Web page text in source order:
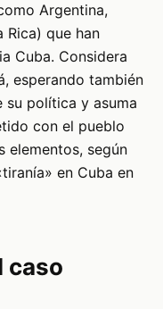
Argentina,
Rica) que han
Cuba. Considera
esperando también
su política y asuma
con el pueblo
elementos, según
en Cuba en
caso